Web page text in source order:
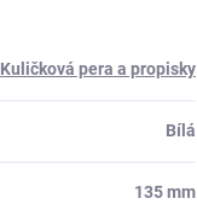
Kuličková pera a propisky
Bílá
135 mm